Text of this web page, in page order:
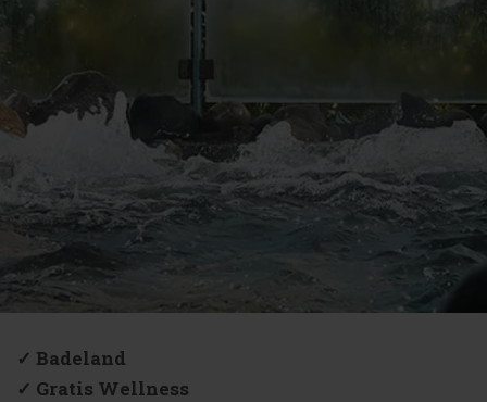
✓ Badeland
✓ Gratis Wellness